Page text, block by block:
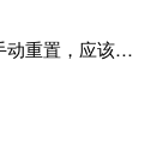
可以给我QQ或者微信发消息，给你手动重置，应该是服务器插件有问题了，这个wp的主题太老了，导致现在好多的问题，网站的签到功能也是因为这个原因导致的。